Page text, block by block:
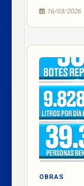
16/03/2026
OBRAS